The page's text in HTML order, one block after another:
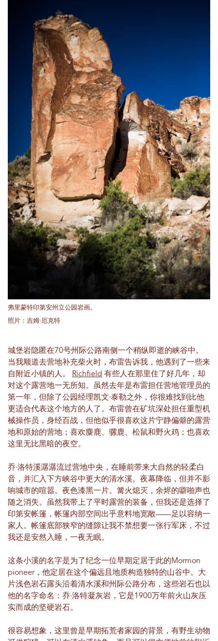
弗里蒙特印第安州立公园岩画。
照片：吉姆·厄克特
城堡岩隐匿在70号州际公路南侧一个稍纵即逝的峡谷中。
当我顺道去营地补充柴火时，布雷告诉我，他遇到了一些来
自附近小镇的人。
Richfield 有些人在那里住了好几年，却
对这个露营地一无所知。虽然去年是布雷担任营地管理员的
第一年，但除了公园经理凯文·泰勒之外，你很难找到比他
更适合代表这个地方的人了。布雷曾在矿坑深处担任重型机
械操作员，身经百战，但他似乎很喜欢这片宁静偏僻的露营
地和原始的营地；喜欢麋鹿、骡鹿、松鼠和野火鸡；也喜欢
这里无比黑暗的夜空。
乔·洛特溪潺潺流过营地中央，在睡前带来大自然的轻柔白
音，并汇入下方峡谷中更大的清水溪。夜幕降临，但并不影
响城市的喧嚣。夜色漆黑一片。篝火熄灭，余烬的噼啪声也
随之消失。虽然我带上了平时露营的装备，但我还是选择了
印第安帐篷，帐篷内部空间出乎意料地宽敞——足以容纳一
家人。帐篷底部狭窄的缝隙让我不禁想要一张行军床，不过
我还是安然入睡，一夜无眠。
这条小溪的名字是为了纪念一位早期定居于此的Mormon
pioneer，他定居在这个偏远且地质构造独特的山谷中。大
片浅色岩石露头沿着清水溪和州际公路分布，这些岩石也以
他的名字命名：乔·洛特凝灰岩，它是1900万年前火山灰压
实而成的坚硬岩石。
很容易想象，这里曾是早期拓荒者家园的背景，有野生动物